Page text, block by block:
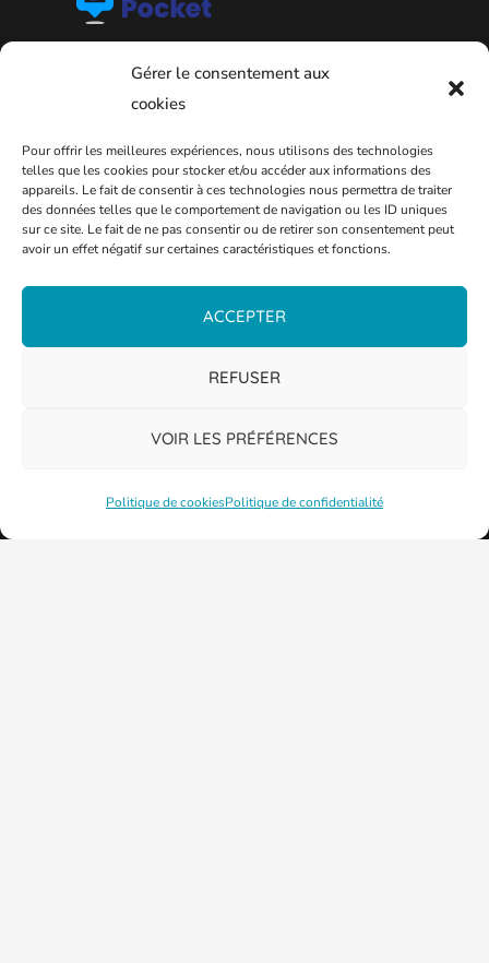
Gérer le consentement aux
cookies
Pour offrir les meilleures expériences, nous utilisons des technologies
telles que les cookies pour stocker et/ou accéder aux informations des
appareils. Le fait de consentir à ces technologies nous permettra de traiter
des données telles que le comportement de navigation ou les ID uniques
sur ce site. Le fait de ne pas consentir ou de retirer son consentement peut
avoir un effet négatif sur certaines caractéristiques et fonctions.
ACCEPTER
REFUSER
VOIR LES PRÉFÉRENCES
Politique de cookiesPolitique de confidentialité
PLAN DE LA VILLE